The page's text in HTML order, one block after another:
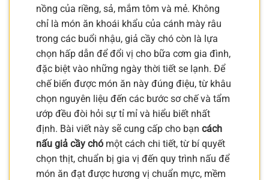
nồng của riềng, sả, mắm tôm và mẻ. Không
chỉ là món ăn khoái khẩu của cánh mày râu
trong các buổi nhậu, giả cầy chó còn là lựa
chọn hấp dẫn để đổi vị cho bữa cơm gia đình,
đặc biệt vào những ngày thời tiết se lạnh. Để
chế biến được món ăn này đúng điệu, từ khâu
chọn nguyên liệu đến các bước sơ chế và tẩm
ướp đều đòi hỏi sự tỉ mỉ và hiểu biết nhất
định. Bài viết này sẽ cung cấp cho bạn cách
nấu giả cầy chó một cách chi tiết, từ bí quyết
chọn thịt, chuẩn bị gia vị đến quy trình nấu để
món ăn đạt được hương vị chuẩn mực, mềm